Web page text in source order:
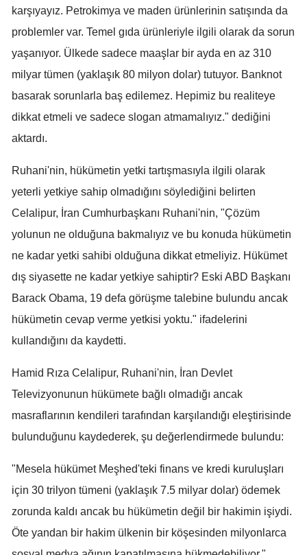
Kayseri
Kırklareli
Kırşehir
Kocaeli
Konya
Malatya
Kahramanmaraş
Mardin
Muş
Niğde
Ordu
Rize
Samsun
Siirt
karşıyayız. Petrokimya ve maden ürünlerinin satışında da
problemler var. Temel gıda ürünleriyle ilgili olarak da sorun
yaşanıyor. Ülkede sadece maaşlar bir ayda en az 310
milyar tümen (yaklaşık 80 milyon dolar) tutuyor. Banknot
basarak sorunlarla baş edilemez. Hepimiz bu realiteye
dikkat etmeli ve sadece slogan atmamalıyız." dediğini
aktardı.
Ruhani'nin, hükümetin yetki tartışmasıyla ilgili olarak
yeterli yetkiye sahip olmadığını söylediğini belirten
Celalipur, İran Cumhurbaşkanı Ruhani'nin, "Çözüm
yolunun ne olduğuna bakmalıyız ve bu konuda hükümetin
ne kadar yetki sahibi olduğuna dikkat etmeliyiz. Hükümet
dış siyasette ne kadar yetkiye sahiptir? Eski ABD Başkanı
Barack Obama, 19 defa görüşme talebine bulundu ancak
hükümetin cevap verme yetkisi yoktu." ifadelerini
kullandığını da kaydetti.
Hamid Rıza Celalipur, Ruhani'nin, İran Devlet
Televizyonunun hükümete bağlı olmadığı ancak
masraflarının kendileri tarafından karşılandığı eleştirisinde
bulunduğunu kaydederek, şu değerlendirmede bulundu:
"Mesela hükümet Meşhed'teki finans ve kredi kuruluşları
için 30 trilyon tümeni (yaklaşık 7.5 milyar dolar) ödemek
zorunda kaldı ancak bu hükümetin değil bir hakimin işiydi.
Öte yandan bir hakim ülkenin bir köşesinden milyonlarca